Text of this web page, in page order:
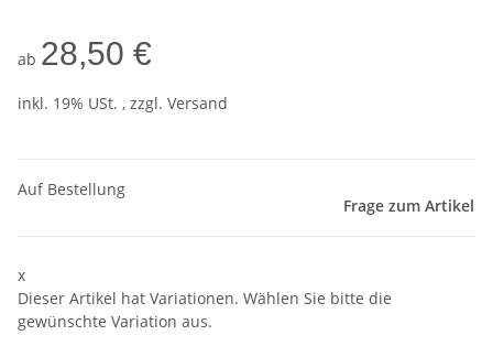
ab 28,50 €
inkl. 19% USt. , zzgl. Versand
Auf Bestellung
Frage zum Artikel
x
Dieser Artikel hat Variationen. Wählen Sie bitte die
gewünschte Variation aus.